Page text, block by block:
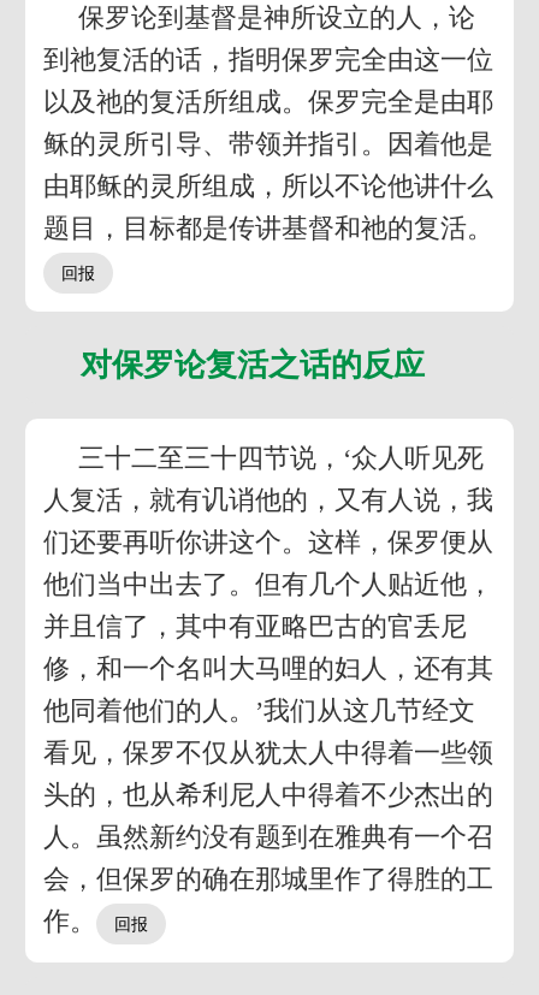
保罗论到基督是神所设立的人，论
到祂复活的话，指明保罗完全由这一位
以及祂的复活所组成。保罗完全是由耶
稣的灵所引导、带领并指引。因着他是
由耶稣的灵所组成，所以不论他讲什么
题目，目标都是传讲基督和祂的复活。
对保罗论复活之话的反应
三十二至三十四节说，‘众人听见死
人复活，就有讥诮他的，又有人说，我
们还要再听你讲这个。这样，保罗便从
他们当中出去了。但有几个人贴近他，
并且信了，其中有亚略巴古的官丢尼
修，和一个名叫大马哩的妇人，还有其
他同着他们的人。’我们从这几节经文
看见，保罗不仅从犹太人中得着一些领
头的，也从希利尼人中得着不少杰出的
人。虽然新约没有题到在雅典有一个召
会，但保罗的确在那城里作了得胜的工
作。